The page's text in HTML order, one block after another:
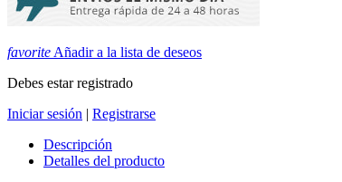
favorite Añadir a la lista de deseos
Debes estar registrado
Iniciar sesión | Registrarse
Descripción
Detalles del producto